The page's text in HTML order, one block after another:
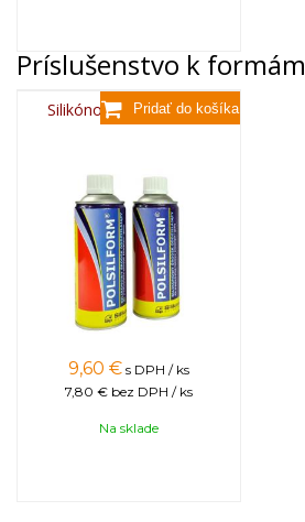
Príslušenstvo k formám
Silikónový sprej 400 ml
9,60 € s DPH / ks
7,80 € bez DPH / ks
Na sklade